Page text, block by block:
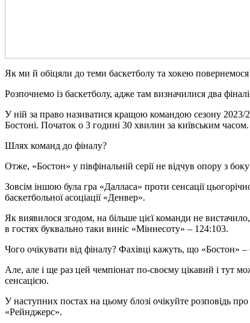
Як ми й обіцяли до теми баскетболу та хокею
Розпочнемо із баскетболу, адже там визначилися два
У ній за право називатися кращою командою сезону 2023/
Бостоні. Початок о 3 годині 30 хвилин за київським часом.
Шлях команд до фіналу?
Отже, «Бостон» у півфінальній серії не відчув опору з
Зовсім іншою була гра «Далласа» проти сенсації
баскетбольної асоціації «Денвер».
Як виявилося згодом, на більше цієї команди не
в гостях буквально таки виніс «Міннесоту» – 124:103.
Чого очікувати від фіналу? Фахівці кажуть, що «Бостон»
Але, але і ще раз цей чемпіонат по-своєму цікавий і тут
сенсацією.
У наступних постах на цьому блозі очікуйте розповідь
«Рейнджерс».